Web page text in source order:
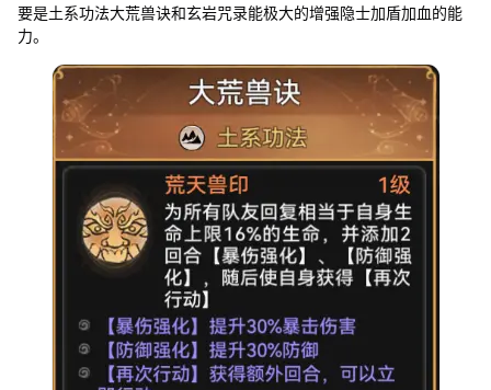
要是土系功法大荒兽诀和玄岩咒录能极大的增强隐士加盾加血的能
力。